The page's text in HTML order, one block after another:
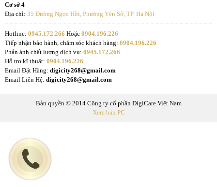
Cơ sở 4
Địa chỉ: 35 Đường Ngọc Hồi, Phường Yên Sở, TP. Hà Nội
Hotline: 0945.172.266 Hoặc 0904.196.226
Tiếp nhận bảo hành, chăm sóc khách hàng: 0904.196.226
Phản ánh chất lượng dịch vụ: 0945.172.266
Hỗ trợ kĩ thuật: 0904.196.226
Email Đặt Hàng: digicity268@gmail.com
Email Liên Hệ: digicity268@gmail.com
Bản quyền © 2014 Công ty cổ phần DigiCare Việt Nam
Xem bản PC